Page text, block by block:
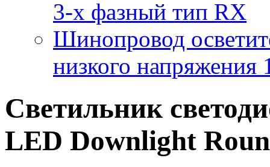
3-х фазный тип RX
Шинопровод
низкого напряжения
Светильник
LED Downlight